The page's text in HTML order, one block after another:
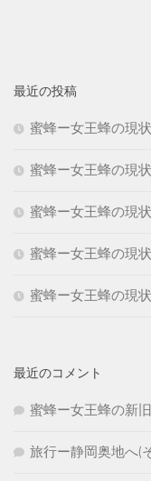
最近の投稿
蜜蜂ー女王蜂の現
蜜蜂ー女王蜂の現
蜜蜂ー女王蜂の現
蜜蜂ー女王蜂の現
蜜蜂ー女王蜂の現
最近のコメント
蜜蜂ー女王蜂の新
旅行ー静岡奥地へ(